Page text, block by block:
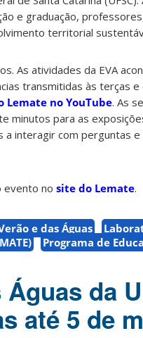
e graduação,
territorial
As atividades da EVA
transmitidas às terças
Lemate no YouTube. As
minutos para as
interagir com perguntas
evento no site do Lemate.
e das Águas
Programa de
da
até 5 de